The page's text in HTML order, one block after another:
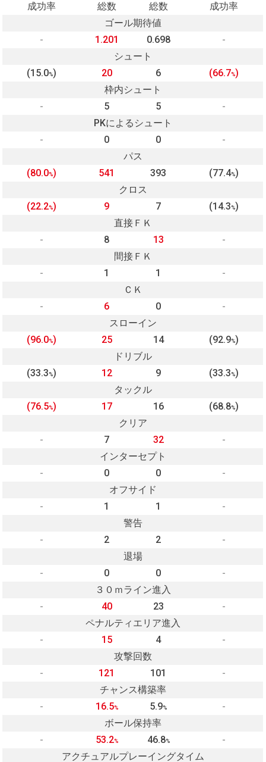
成功率 総数 総数
成功率
ゴール期待値
-
1.201 0.698
-
シュート
(15.0%) 20 6 (66.7%)
枠内シュート
-
5 5
-
PKによるシュート
-
0 0
-
パス
(80.0%) 541 393 (77.4%)
クロス
(22.2%) 9 7 (14.3%)
直接ＦＫ
-
8 13
-
間接ＦＫ
-
1 1
-
ＣＫ
-
6 0
-
スローイン
(96.0%) 25 14 (92.9%)
ドリブル
(33.3%) 12 9 (33.3%)
タックル
(76.5%) 17 16 (68.8%)
クリア
-
7 32
-
インターセプト
-
0 0
-
オフサイド
-
1 1
-
警告
-
2 2
-
退場
-
0 0
-
３０ｍライン進入
-
40 23
-
ペナルティエリア進入
-
15 4
-
攻撃回数
-
121 101
-
チャンス構築率
-
16.5% 5.9%
-
ボール保持率
-
53.2% 46.8%
-
アクチュアルプレーイングタイム